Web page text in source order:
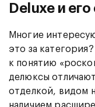
Deluxe и
Многие
это за
к понятию
делюксы
отделкой, видом